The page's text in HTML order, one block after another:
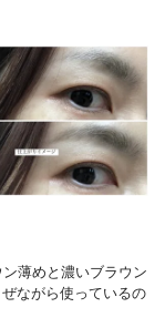
薄めと濃いブラウン
ながら使っているの